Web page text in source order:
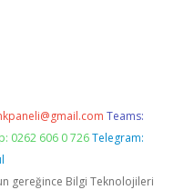
Teams:
0262 606 0 726 Telegram:
gereğince Bilgi Teknolojileri